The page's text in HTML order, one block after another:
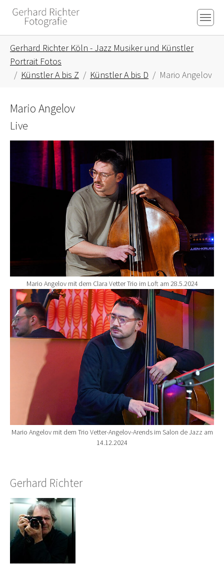
Skip to main content
Skip to page footer
Gerhard Richter Köln - Jazz Musiker und Künstler
Portrait Fotos
Künstler A bis Z
Künstler A bis D Mario Angelov
Mario Angelov
Live
Show larger version for:
Mario Angelov mit dem Clara Vetter Trio im Loft am 28.5.2024
Show larger version for:
Mario Angelov mit dem Trio Vetter-Angelov-Arends im Salon de Jazz am
14.12.2024
Gerhard Richter